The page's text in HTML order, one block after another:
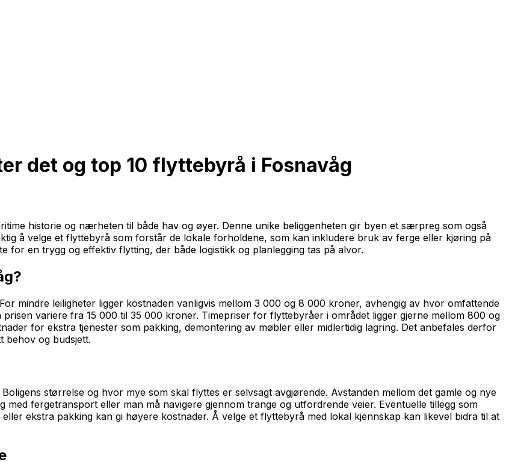
det og top 10 flyttebyrå i Fosnavåg
historie og nærheten til både hav og øyer. Denne unike beliggenheten gir byen et særpreg som også
å velge et flyttebyrå som forstår de lokale forholdene, som kan inkludere bruk av ferge eller kjøring på
for en trygg og effektiv flytting, der både logistikk og planlegging tas på alvor.
mindre leiligheter ligger kostnaden vanligvis mellom 3 000 og 8 000 kroner, avhengig av hvor omfattende
variere fra 15 000 til 35 000 kroner. Timepriser for flyttebyråer i området ligger gjerne mellom 800 og
for ekstra tjenester som pakking, demontering av møbler eller midlertidig lagring. Det anbefales derfor
behov og budsjett.
størrelse og hvor mye som skal flyttes er selvsagt avgjørende. Avstanden mellom det gamle og nye
fergetransport eller man må navigere gjennom trange og utfordrende veier. Eventuelle tillegg som
ekstra pakking kan gi høyere kostnader. Å velge et flyttebyrå med lokal kjennskap kan likevel bidra til at